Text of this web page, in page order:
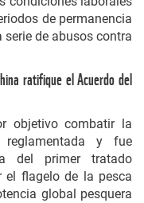
de permanencia
de abusos contra
ratifique el Acuerdo del
objetivo combatir la
y fue
del primer tratado
el flagelo de la pesca
global pesquera